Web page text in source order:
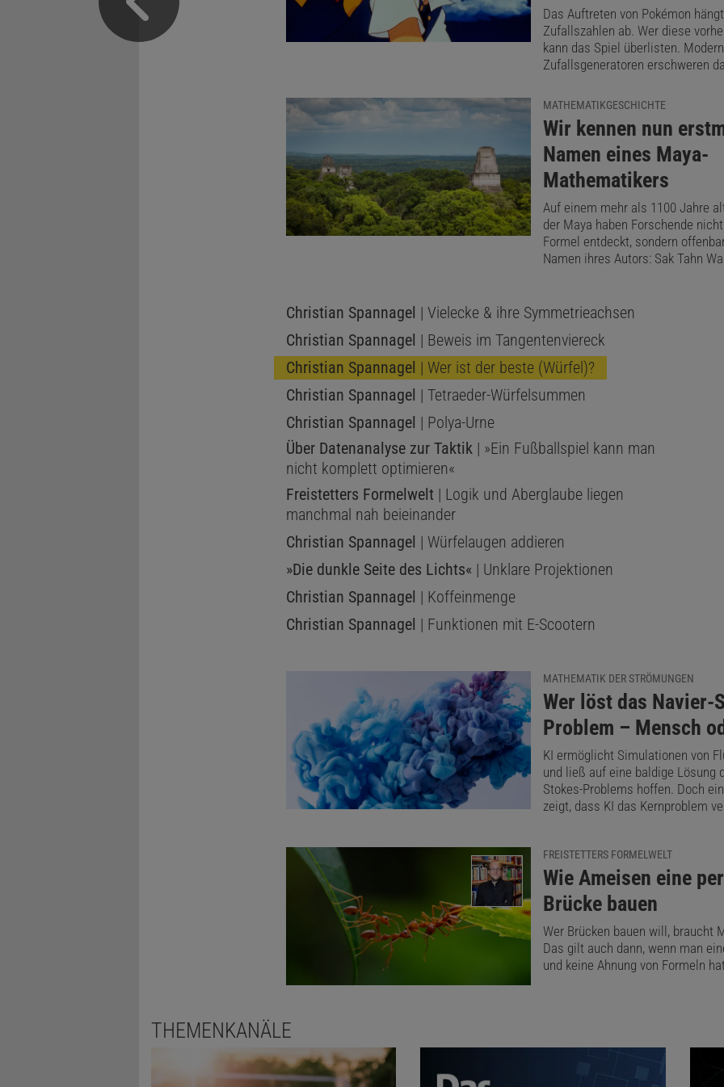
Das Auftreten von Pokémon
Zufallszahlen ab. Wer diese
kann das Spiel überlisten.
Zufallsgeneratoren erschweren
MATHEMATIKGESCHICHTE
:
Wir kennen nun
Namen eines Maya-
Mathematikers
Auf einem mehr als 1100 Jahre
der Maya haben Forschende
Formel entdeckt, sondern
Namen ihres Autors: Sak Tahn
Christian Spannagel | Vielecke & ihre Symmetrieachsen
Christian Spannagel | Beweis im Tangentenviereck
Christian Spannagel | Wer ist der beste (Würfel)?
Christian Spannagel | Tetraeder-Würfelsummen
Christian Spannagel | Polya-Urne
Über Datenanalyse zur Taktik | »Ein Fußballspiel kann man
nicht komplett optimieren«
Freistetters Formelwelt | Logik und Aberglaube liegen
manchmal nah beieinander
Christian Spannagel | Würfelaugen addieren
»Die dunkle Seite des Lichts« | Unklare Projektionen
Christian Spannagel | Koffeinmenge
Christian Spannagel | Funktionen mit E-Scootern
MATHEMATIK DER STRÖMUNGEN
:
Wer löst das Navier-
Problem – Mensch
KI ermöglicht Simulationen von
und ließ auf eine baldige Lösung
Stokes-Problems hoffen. Doch
zeigt, dass KI das Kernproblem
FREISTETTERS FORMELWELT
:
Wie Ameisen eine
Brücke bauen
Wer Brücken bauen will, braucht
Das gilt auch dann, wenn man
und keine Ahnung von Formeln
THEMENKANÄLE